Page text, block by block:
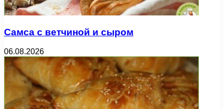
Самса с ветчиной и сыром
06.08.2026